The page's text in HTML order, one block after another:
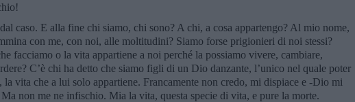
caso. E alla fine chi siamo, chi sono? A chi, a cosa appartengo? Al mio nome,
con me, con noi, alle moltitudini? Siamo forse prigionieri di noi stessi?
facciamo o la vita appartiene a noi perché la possiamo vivere, cambiare,
C’è chi ha detto che siamo figli di un Dio danzante, l’unico nel quale poter
la vita che a lui solo appartiene. Francamente non credo, mi dispiace e -Dio mi
non me ne infischio. Mia la vita, questa specie di vita, e pure la morte.